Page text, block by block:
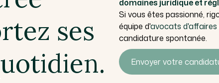
ses
domaines juridique et
Si vous êtes passionné,
équipe d'avocats d'affaires
candidature spontanée.
Envoyer votre